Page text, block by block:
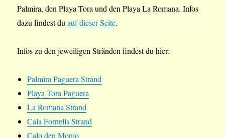
Palmira, den Playa Tora und den Playa La Romana. Infos
dazu findest duauf dieser Seite.
Infos zu den jeweiligen Stränden findest du hier:
Palmira Paguera Strand
Playa Tora Paguera
La Romana Strand
Cala Fornells Strand
Calo den Monjo